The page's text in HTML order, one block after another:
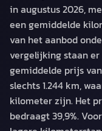
in augustus 2026,
een gemiddelde
van het aanbod
vergelijking staan er
gemiddelde prijs
slechts 1.244 km,
kilometer zijn. Het
bedraagt 39,9%.